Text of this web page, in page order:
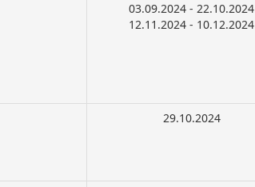
03.09.2024 - 22.10.2024
12.11.2024 - 10.12.2024
29.10.2024